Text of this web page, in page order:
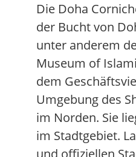
Die Doha
der Bucht von
unter anderem
Museum of
dem
Umgebung des
im Norden. Sie
im Stadtgebiet.